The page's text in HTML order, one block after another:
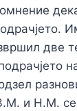
две
и Н.М.